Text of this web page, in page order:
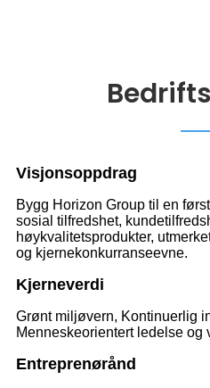
Visjonsoppdrag
Bygg Horizon Group til en
sosial tilfredshet,
høykvalitetsprodukter,
og kjernekonkurranseevne.
Kjerneverdi
Grønt miljøvern, Kontinuerlig
Menneskeorientert ledelse og
Entreprenørånd